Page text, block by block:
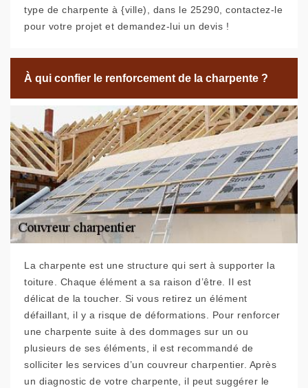
type de charpente à {ville), dans le 25290, contactez-le
pour votre projet et demandez-lui un devis !
À qui confier le renforcement de la charpente ?
La charpente est une structure qui sert à supporter la
toiture. Chaque élément a sa raison d’être. Il est
délicat de la toucher. Si vous retirez un élément
défaillant, il y a risque de déformations. Pour renforcer
une charpente suite à des dommages sur un ou
plusieurs de ses éléments, il est recommandé de
solliciter les services d’un couvreur charpentier. Après
un diagnostic de votre charpente, il peut suggérer le